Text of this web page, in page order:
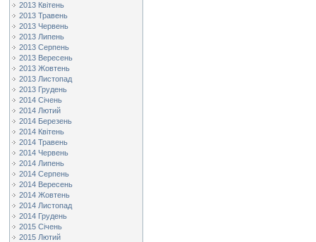
2013 Квітень
2013 Травень
2013 Червень
2013 Липень
2013 Серпень
2013 Вересень
2013 Жовтень
2013 Листопад
2013 Грудень
2014 Січень
2014 Лютий
2014 Березень
2014 Квітень
2014 Травень
2014 Червень
2014 Липень
2014 Серпень
2014 Вересень
2014 Жовтень
2014 Листопад
2014 Грудень
2015 Січень
2015 Лютий